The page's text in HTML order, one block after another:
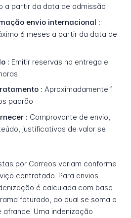
a partir da data de admissão
envio internacional :
6 meses a partir da data de
: Emitir reservas na entrega e
: Aproximadamente 1
padrão
: Comprovante de envio,
justificativos de valor se
por Correos variam conforme
contratado. Para envios
é calculada com base
faturado, ao qual se soma o
Uma indenização